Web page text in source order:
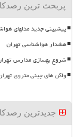
پربحث ترین
پیشبینی جدید مدلهای
هشدار هواشناسی تهران
شروع بهسازی مدارس
واگن های چینی متروی
جدیدترین